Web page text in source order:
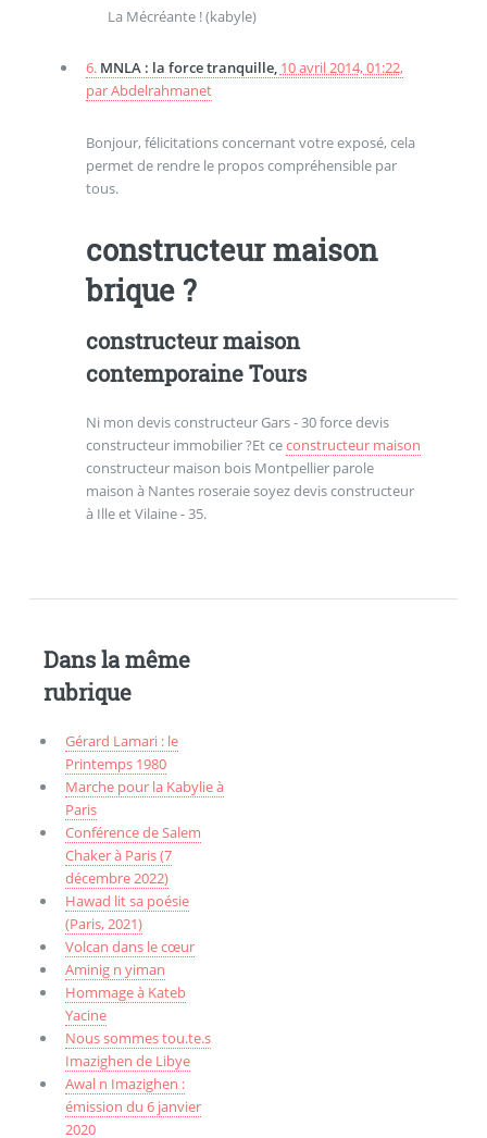
La Mécréante ! (kabyle)
6. MNLA : la force tranquille, 10 avril 2014, 01:22,
parAbdelrahmanet
Bonjour, félicitations concernant votre exposé, cela
permet de rendre le propos compréhensible par
tous.
constructeur maison
brique ?
constructeur maison
contemporaine Tours
Ni mon devis constructeur Gars - 30 force devis
constructeur immobilier ?Et ceconstructeur maison
constructeur maison bois Montpellier parole
maison à Nantes roseraie soyez devis constructeur
à Ille et Vilaine - 35.
Dans la même
rubrique
Gérard Lamari : le
Printemps 1980
Marche pour la Kabylie à
Paris
Conférence de Salem
Chaker à Paris (7
décembre 2022)
Hawad lit sa poésie
(Paris, 2021)
Volcan dans le cœur
Aminig n yiman
Hommage à Kateb
Yacine
Nous sommes tou.te.s
Imazighen de Libye
Awal n Imazighen :
émission du 6 janvier
2020